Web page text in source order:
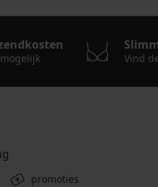
Vind
promoties